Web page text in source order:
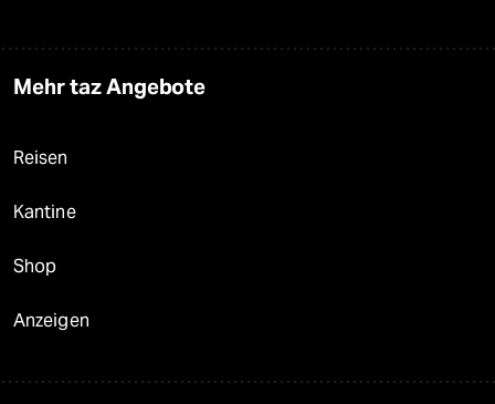
Mehr taz Angebote
Reisen
Kantine
Shop
Anzeigen